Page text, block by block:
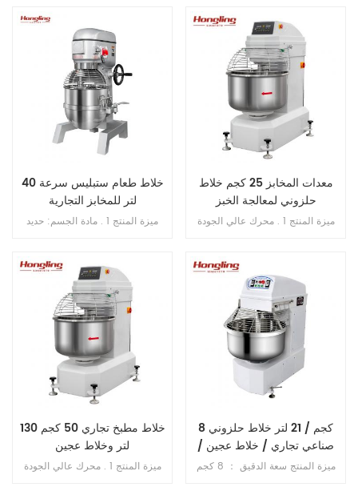
ثلاث وظائف 5 . بخطاف , الكرة ,
ضرب . 6 . علبة تروس حمام الزيت .
حارس السلامة
محرك دفع نحاسي . 4 . ثلاث سرعات
ثلاث وظائف 5 . بخطاف , الكرة , فوز
ناقل الحركة بالحزام . 8 . مع حارس
السلامة
خلاط طعام ستبليس سرعة 40
لتر للمخابز التجارية
ميزة المنتج 1 . مادة الجسم: حديد
محرك دفع نحاسي . 4 . ثلاث سرعات
ثلاث وظائف 5 . بخطاف , الكرة , فوز
ناقل الحركة بالحزام . 8 . مع حارس
السلامة
معدات المخابز 25 كجم خلاط
حلزوني لمعالجة الخبز
ميزة المنتج 1 . محرك عالي الجودة
ينكسر أبدًا . 4 . محامل مستوردة من
اليابان . 5 . فتحة محمية من التسرب
الزائد . 6 . سرعة مزدوجة , اتجاه
خلاط مطبخ تجاري 50 كجم 130
لتر وخلاط عجين
ميزة المنتج 1 . محرك عالي الجودة
8 كجم / 21 لتر خلاط حلزوني
صناعي تجاري / خلاط عجين /
خلاط طعام
ميزة المنتج سعة الدقيق ： 8 كجم